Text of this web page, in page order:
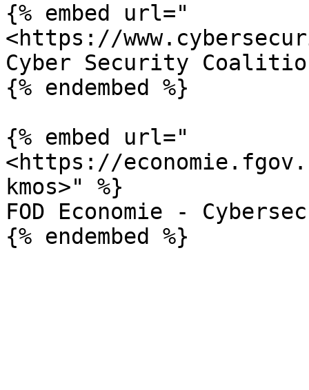
{% embed url="
<https://
Cyber Security
{% endembed %}
{% embed url="
<https://
kmos>" %}
FOD Economie -